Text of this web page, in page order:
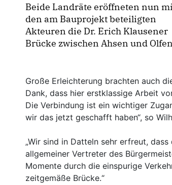
Beide Landräte eröffneten nun
den am Bauprojekt beteiligten
Akteuren die Dr. Erich Klausener
Brücke zwischen Ahsen und
Große Erleichterung brachten auch
Dank, dass hier erstklassige Arbeit
Die Verbindung ist ein wichtiger
wir das jetzt geschafft haben“, so
Wir sind in Datteln sehr erfreut, dass
allgemeiner Vertreter des
Momente durch die einspurige
zeitgemäße Brücke.“